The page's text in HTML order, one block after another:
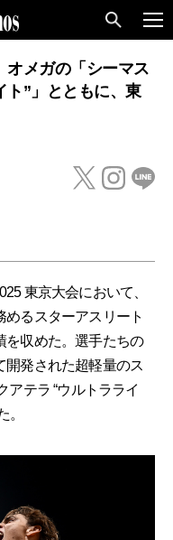
オメガの「シーマス
ト”」とともに、東
東京大会において、
るスターアスリート
を収めた。選手たちの
開発された超軽量のス
アテラ “ウルトラライ
。